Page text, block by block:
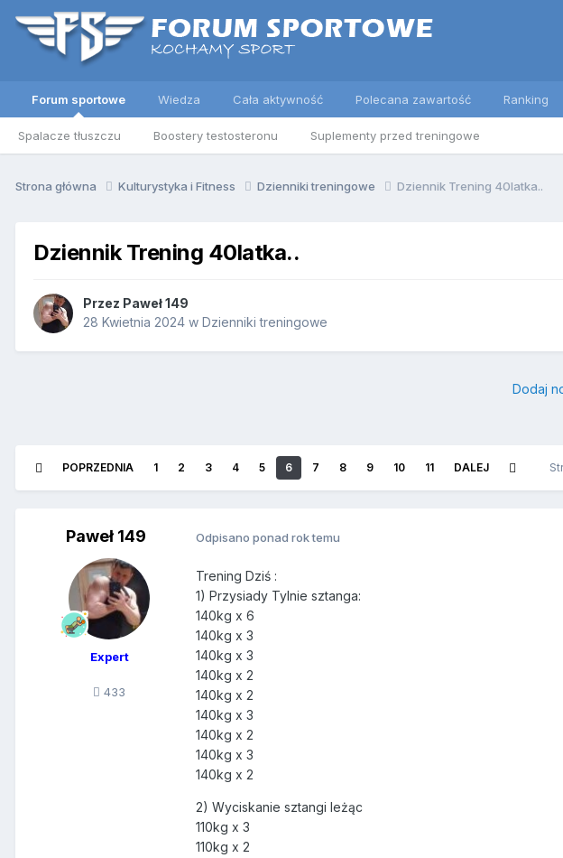
Forum sportowe
Spalacze tłuszczu Boostery testosteronu Suplementy przed treningowe
Wiedza Cała aktywność Polecana zawartość Ranking
Strona główna Kulturystyka i Fitness Dzienniki treningowe Dziennik Trening 40latka..
Dziennik Trening 40latka..
Przez Paweł 149
28 Kwietnia 2024 w Dzienniki treningowe
Dodaj
POPRZEDNIA 1 2 3 4 5 6 7 8 9 10 11 DALEJ
Paweł 149
Expert
433
Odpisano ponad rok temu
Trening Dziś :
1) Przysiady Tylnie sztanga:
140kg x 6
140kg x 3
140kg x 3
140kg x 2
140kg x 2
140kg x 3
140kg x 2
140kg x 3
140kg x 2
2) Wyciskanie sztangi leżąc
110kg x 3
110kg x 2